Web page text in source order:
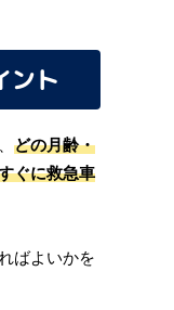
ント
どの月齢・
ぐに救急車
ばよいかを